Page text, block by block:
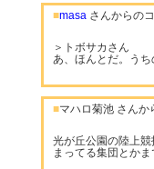
■masa さんからの
＞トボサカさん
あ、ほんとだ。う
■マハロ菊池 さんか
光が丘公園の陸上
まってる集団とか